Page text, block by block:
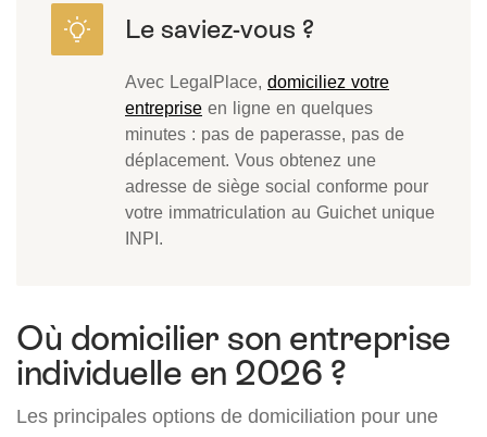
Avec LegalPlace, domiciliez votre
entreprise en ligne en quelques
minutes : pas de paperasse, pas de
déplacement. Vous obtenez une
adresse de siège social conforme pour
votre immatriculation au Guichet unique
INPI.
Où domicilier son entreprise
individuelle en 2026 ?
Les principales options de domiciliation pour une